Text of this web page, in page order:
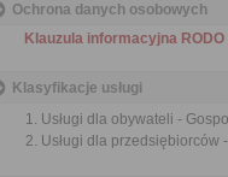
Ochrona danych osobowych
Klauzula informacyjna RODO
Klasyfikacje usługi
Usługi dla obywateli -
Usługi dla